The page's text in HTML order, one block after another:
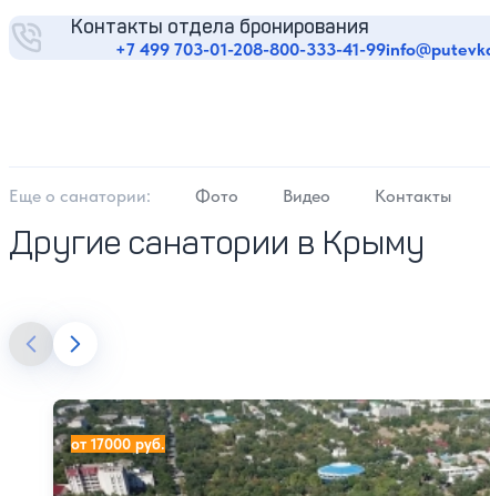
Контакты отдела бронирования
+7 499 703-01-208-800-333-41-99
Еще о cанатории: Фото Видео Контакты
Другие санатории в Крыму
Санаторий Золотой берег
от 17000 руб.